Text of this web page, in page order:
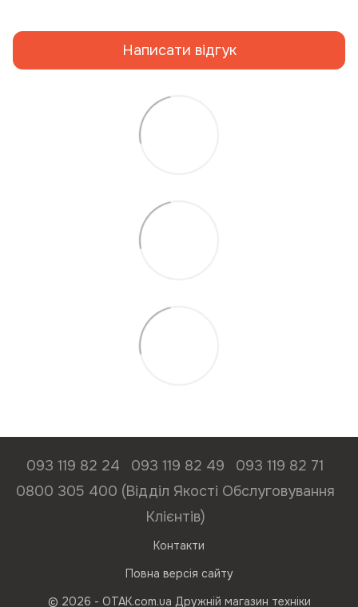
Написати відгук
093 119 82 24 093 119 82 49
093 119 82 71
0800 305 400 (Відділ Якості Обслуговування
Клієнтів)
Контакти
Повна версія сайту
© 2026 - ОТАК.com.ua Дружній магазин техніки